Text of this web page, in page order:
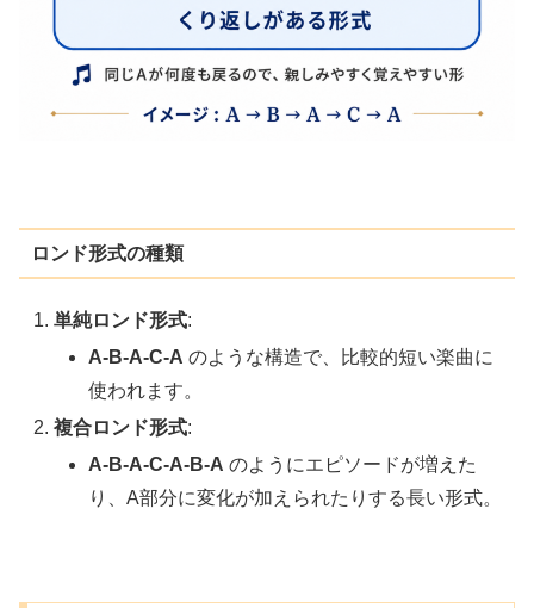
ロンド形式の種類
単純ロンド形式:
A-B-A-C-A のような構造で、比較的短い楽曲に
使われます。
複合ロンド形式:
A-B-A-C-A-B-A のようにエピソードが増えた
り、A部分に変化が加えられたりする長い形式。